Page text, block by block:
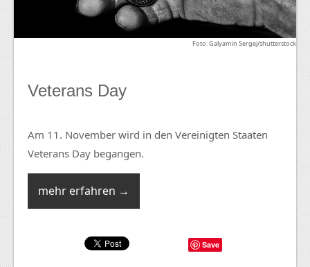
Foto: Galyamin Sergej/shutterstock
Veterans Day
Am 11. November wird in den Vereinigten Staaten
Veterans Day begangen.
mehr erfahren →
Save